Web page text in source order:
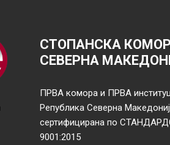
СТОПАНСКА
СЕВЕРНА
ПРВА комора и ПРВА
Република Северна
сертифицирана по
9001:2015